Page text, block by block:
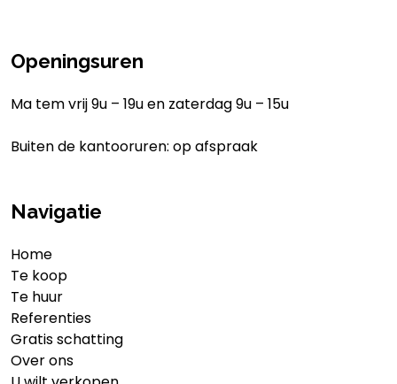
Openingsuren
Ma tem vrij 9u – 19u en zaterdag 9u – 15u
Buiten de kantooruren: op afspraak
Navigatie
Home
Te koop
Te huur
Referenties
Gratis schatting
Over ons